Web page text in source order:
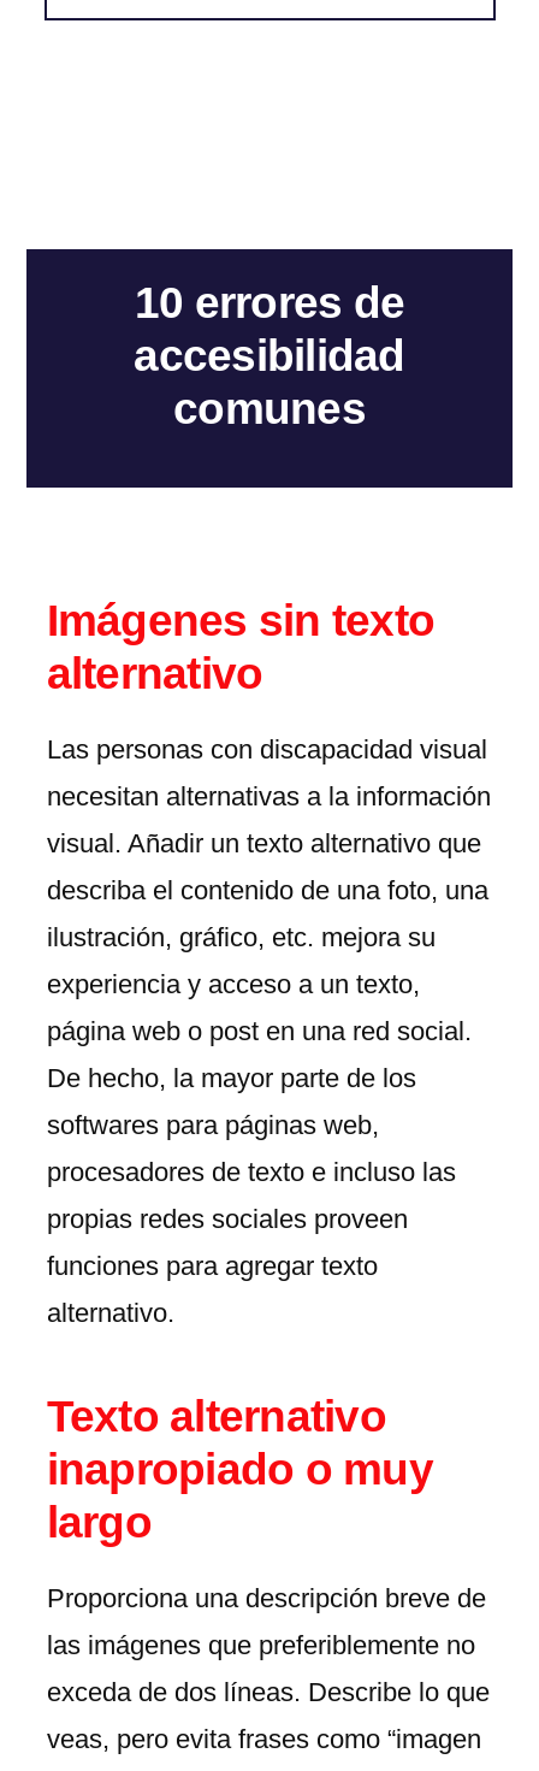
10 errores de
accesibilidad
comunes
Imágenes sin texto
alternativo
Las personas con discapacidad visual
necesitan alternativas a la información
visual. Añadir un texto alternativo que
describa el contenido de una foto, una
ilustración, gráfico, etc. mejora su
experiencia y acceso a un texto,
página web o post en una red social.
De hecho, la mayor parte de los
softwares para páginas web,
procesadores de texto e incluso las
propias redes sociales proveen
funciones para agregar texto
alternativo.
Texto alternativo
inapropiado o muy
largo
Proporciona una descripción breve de
las imágenes que preferiblemente no
exceda de dos líneas. Describe lo que
veas, pero evita frases como “imagen